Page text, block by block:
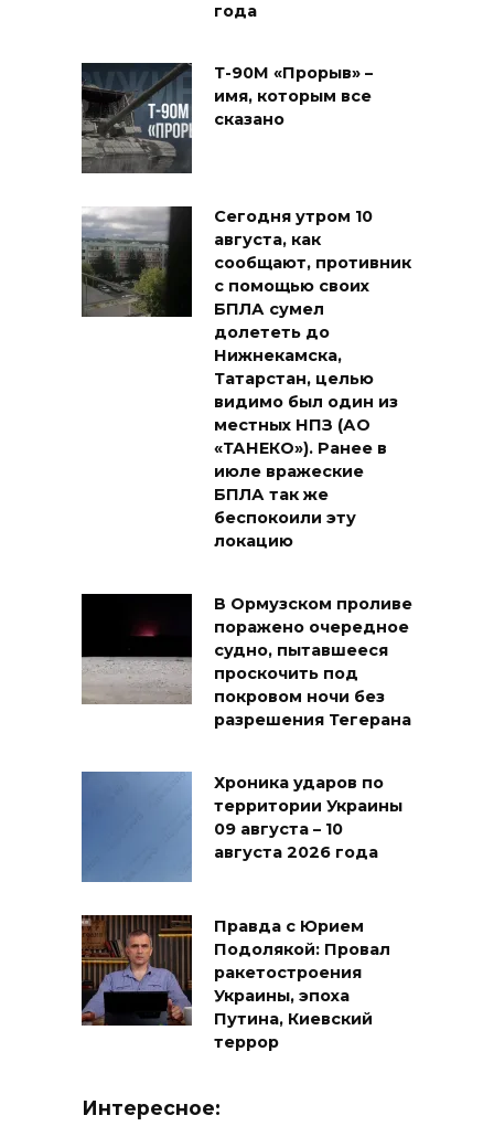
года
Т-90М «Прорыв» –
имя, которым все
сказано
Сегодня утром 10
августа, как
сообщают, противник
с помощью своих
БПЛА сумел
долететь до
Нижнекамска,
Татарстан, целью
видимо был один из
местных НПЗ (АО
«ТАНЕКО»). Ранее в
июле вражеские
БПЛА так же
беспокоили эту
локацию
В Ормузском проливе
поражено очередное
судно, пытавшееся
проскочить под
покровом ночи без
разрешения Тегерана
Хроника ударов по
территории Украины
09 августа – 10
августа 2026 года
Правда с Юрием
Подолякой: Провал
ракетостроения
Украины, эпоха
Путина, Киевский
террор
Интересное: